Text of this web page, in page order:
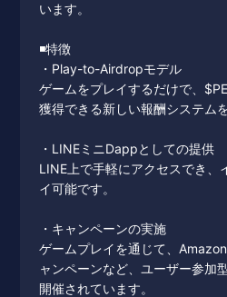
います。
◾️特徴
・Play-to-Airdropモデル
ゲームをプレイするだけで、
獲得できる新しい報酬システム
・LINEミニDappとしての提供
LINE上で手軽にアクセスでき、
イ可能です。
・キャンペーンの実施
ゲームプレイを通じて、
ャンペーンなど、ユーザー参加
開催されています。